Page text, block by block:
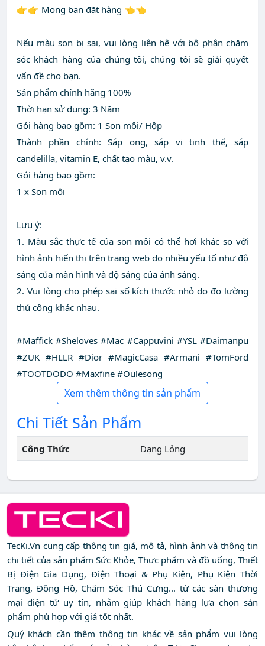
👉👉 Mong bạn đặt hàng 👈👈
Nếu màu son bị sai, vui lòng liên hệ với bộ phận chăm
sóc khách hàng của chúng tôi, chúng tôi sẽ giải quyết
vấn đề cho bạn.
Sản phẩm chính hãng 100%
Thời hạn sử dụng: 3 Năm
Gói hàng bao gồm: 1 Son môi/ Hộp
Thành phần chính: Sáp ong, sáp vi tinh thể, sáp
candelilla, vitamin E, chất tạo màu, v.v.
Gói hàng bao gồm:
1 x Son môi
Lưu ý:
1. Màu sắc thực tế của son môi có thể hơi khác so với
hình ảnh hiển thị trên trang web do nhiều yếu tố như độ
sáng của màn hình và độ sáng của ánh sáng.
2. Vui lòng cho phép sai số kích thước nhỏ do đo lường
thủ công khác nhau.
#Maffick #Sheloves #Mac #Cappuvini #YSL #Daimanpu
#ZUK #HLLR #Dior #MagicCasa #Armani #TomFord
#TOOTDODO #Maxfine #Oulesong
Xem thêm thông tin sản phẩm
Chi Tiết Sản Phẩm
Công Thức Dạng Lỏng
TecKi.Vn cung cấp thông tin giá, mô tả, hình ảnh và thông tin
chi tiết của sản phẩm Sức Khỏe, Thực phẩm và đồ uống, Thiết
Bị Điện Gia Dụng, Điện Thoại & Phụ Kiện, Phụ Kiện Thời
Trang, Đồng Hồ, Chăm Sóc Thú Cưng... từ các sàn thương
mại điện tử uy tín, nhằm giúp khách hàng lựa chọn sản
phẩm phù hợp với giá tốt nhất.
Quý khách cần thêm thông tin khác về sản phẩm vui lòng